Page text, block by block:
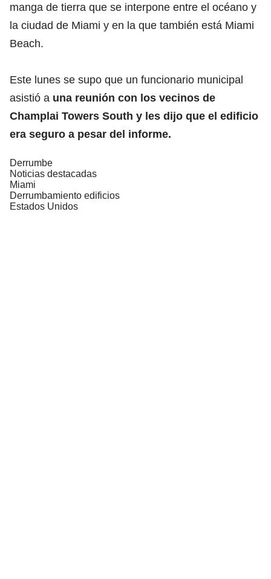
manga de tierra que se interpone entre el océano y
la ciudad de Miami y en la que también está Miami
Beach.
Este lunes se supo que un funcionario municipal
asistió a una reunión con los vecinos de
Champlai Towers South y les dijo que el edificio
era seguro a pesar del informe.
Derrumbe
Noticias destacadas
Miami
Derrumbamiento edificios
Estados Unidos